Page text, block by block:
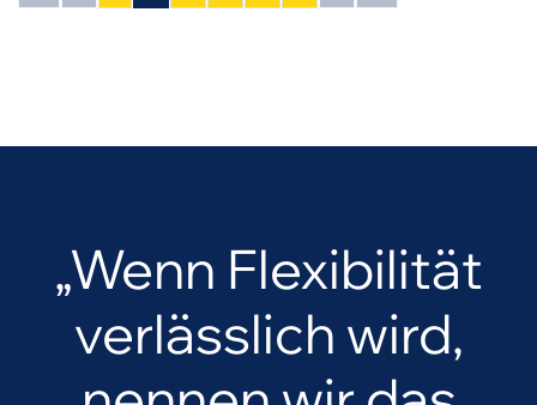
„Wenn Flexibilität
verlässlich wird,